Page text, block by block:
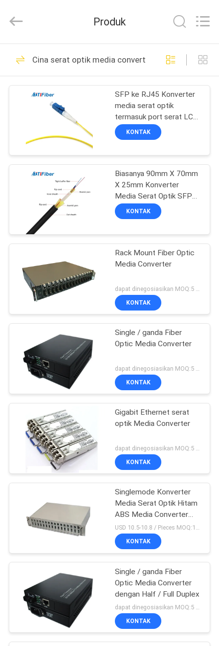
RUMAH
PRODUK
TENTANG
TUR
PABRIK
KONTROL
KUALITAS
HUBUNGI
KAMI
PERMINTAAN
PENAWARAN
SITEMAP
PRIVACY
POLICY
Tech.
Rights
serat optik kabel
patch
288
serat optik dikepang
101
Kabel Fiber Optic
Konektor Fiber Optic
53
Fiber Optic Adapter
88
Serat optik
Attenuator
Produk
Cina serat optik media converter
SFP ke RJ45 Konverter
media serat optik
termasuk port serat LC
SC Ideal untuk perluasan
jaringan dan integrasi
KONTAK
Biasanya 90mm X 70mm
X 25mm Konverter
Media Serat Optik SFP
Ke RJ45 Panjang
gelombang 850 Nm
KONTAK
Rack Mount Fiber Optic
Media Converter
dapat dinegosiasikan MOQ:5 PC
KONTAK
Single / ganda Fiber
Optic Media Converter
KONTAK
Gigabit Ethernet serat
optik Media Converter
KONTAK
Singlemode Konverter
Media Serat Optik Hitam
ABS Media Converter
Untuk Jaringan
USD 10.5-10.8 / Pieces MOQ:100 buah
KONTAK
Single / ganda Fiber
Optic Media Converter
dengan Half / Full Duplex
dapat dinegosiasikan MOQ:5 PC
KONTAK